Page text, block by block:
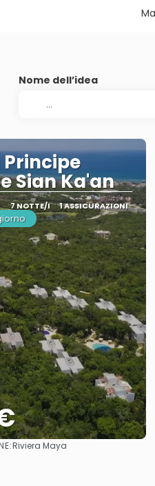
Nome dell’idea
Sian Ka'an
7 NOTTE/I 1 ASSICURAZIONI
Vedere
Riviera Maya